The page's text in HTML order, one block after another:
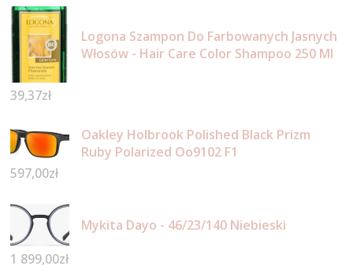
Logona Szampon Do Farbowanych Jasnych
Włosów - Hair Care Color Shampoo 250 Ml
39,37zł
Oakley Holbrook Polished Black Prizm
Ruby Polarized Oo9102 F1
597,00zł
Mykita Dayo - 46/23/140 Niebieski
1 899,00zł